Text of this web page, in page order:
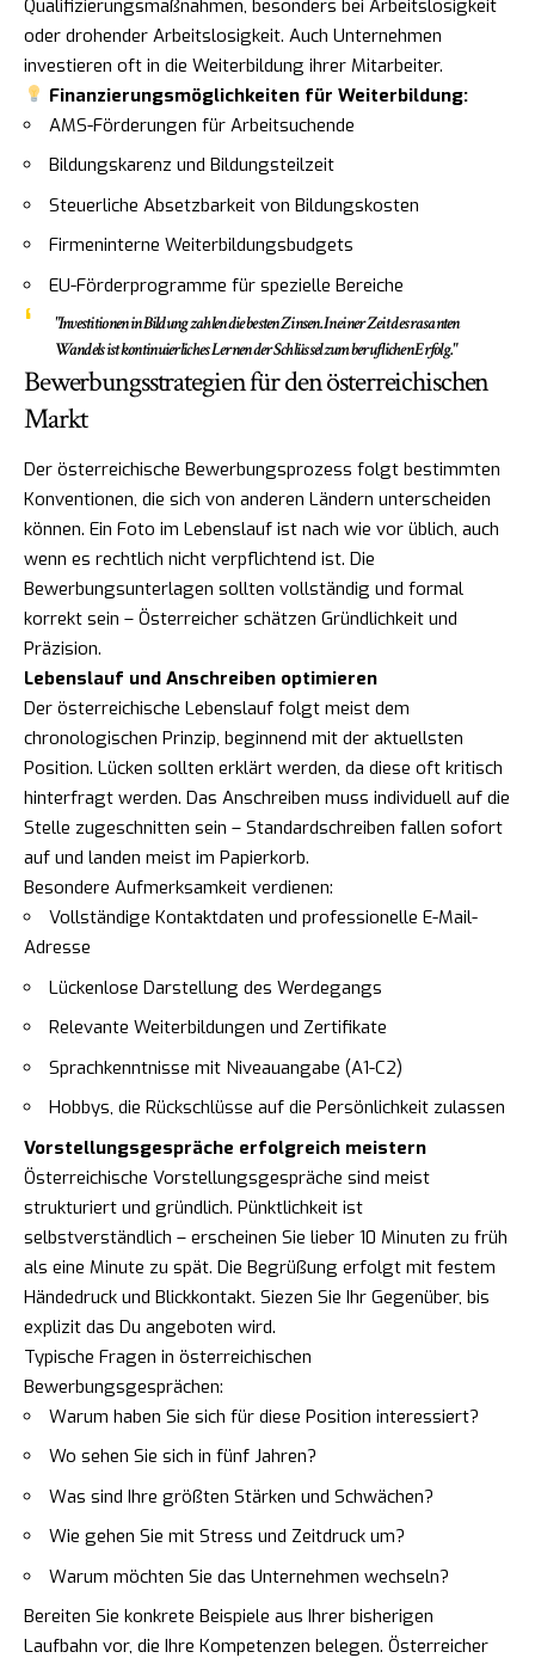
Qualifizierungsmaßnahmen, besonders bei Arbeitslosigkeit
oder drohender Arbeitslosigkeit. Auch Unternehmen
investieren oft in die Weiterbildung ihrer Mitarbeiter.
Finanzierungsmöglichkeiten für Weiterbildung:
AMS-Förderungen für Arbeitsuchende
Bildungskarenz und Bildungsteilzeit
Steuerliche Absetzbarkeit von Bildungskosten
Firmeninterne Weiterbildungsbudgets
EU-Förderprogramme für spezielle Bereiche
"Investitionen in Bildung zahlen die besten Zinsen. In einer Zeit des rasanten
Wandels ist kontinuierliches Lernen der Schlüssel zum beruflichen Erfolg."
Bewerbungsstrategien für den österreichischen
Markt
Der österreichische Bewerbungsprozess folgt bestimmten
Konventionen, die sich von anderen Ländern unterscheiden
können. Ein Foto im Lebenslauf ist nach wie vor üblich, auch
wenn es rechtlich nicht verpflichtend ist. Die
Bewerbungsunterlagen sollten vollständig und formal
korrekt sein – Österreicher schätzen Gründlichkeit und
Präzision.
Lebenslauf und Anschreiben optimieren
Der österreichische Lebenslauf folgt meist dem
chronologischen Prinzip, beginnend mit der aktuellsten
Position. Lücken sollten erklärt werden, da diese oft kritisch
hinterfragt werden. Das Anschreiben muss individuell auf die
Stelle zugeschnitten sein – Standardschreiben fallen sofort
auf und landen meist im Papierkorb.
Besondere Aufmerksamkeit verdienen:
Vollständige Kontaktdaten und professionelle E-Mail-
Adresse
Lückenlose Darstellung des Werdegangs
Relevante Weiterbildungen und Zertifikate
Sprachkenntnisse mit Niveauangabe (A1-C2)
Hobbys, die Rückschlüsse auf die Persönlichkeit zulassen
Vorstellungsgespräche erfolgreich meistern
Österreichische Vorstellungsgespräche sind meist
strukturiert und gründlich. Pünktlichkeit ist
selbstverständlich – erscheinen Sie lieber 10 Minuten zu früh
als eine Minute zu spät. Die Begrüßung erfolgt mit festem
Händedruck und Blickkontakt. Siezen Sie Ihr Gegenüber, bis
explizit das Du angeboten wird.
Typische Fragen in österreichischen
Bewerbungsgesprächen:
Warum haben Sie sich für diese Position interessiert?
Wo sehen Sie sich in fünf Jahren?
Was sind Ihre größten Stärken und Schwächen?
Wie gehen Sie mit Stress und Zeitdruck um?
Warum möchten Sie das Unternehmen wechseln?
Bereiten Sie konkrete Beispiele aus Ihrer bisherigen
Laufbahn vor, die Ihre Kompetenzen belegen. Österreicher